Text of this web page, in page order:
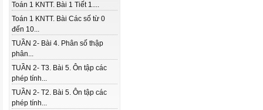
Toán 1 KNTT. Bài 1 Tiết 1....
Toán 1 KNTT. Bài Các số từ 0
đến 10...
TUẦN 2- Bài 4. Phân số thập
phân...
TUẦN 2- T3. Bài 5. Ôn tập các
phép tính...
TUẦN 2- T2. Bài 5. Ôn tập các
phép tính...